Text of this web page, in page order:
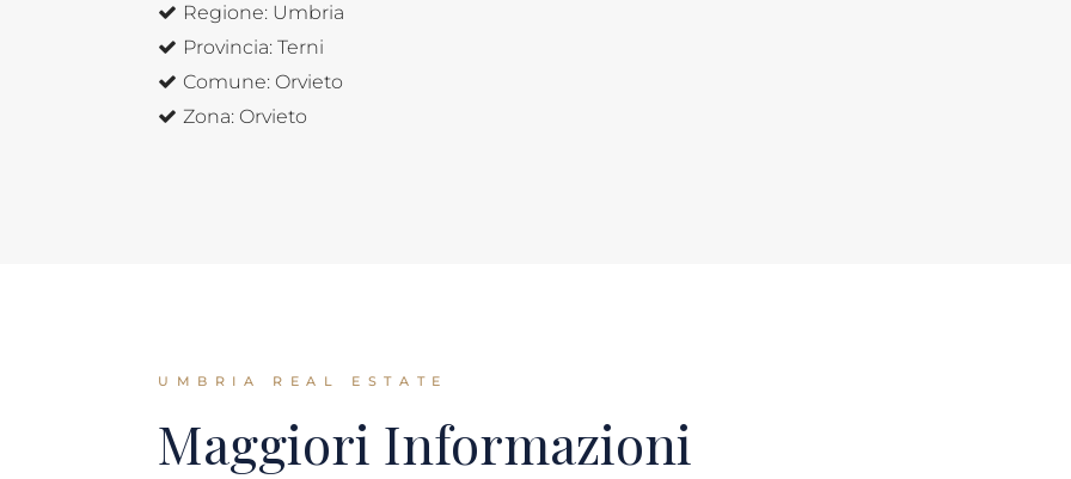
Regione:Umbria
Provincia:Terni
Comune:Orvieto
Zona:Orvieto
UMBRIA REAL ESTATE
Maggiori Informazioni